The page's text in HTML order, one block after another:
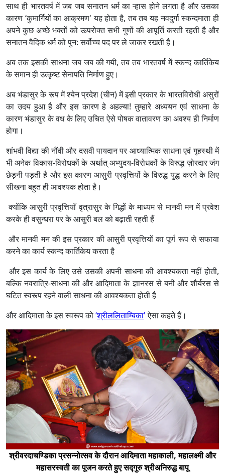
साथ ही भारतवर्ष में जब जब सनातन धर्म का ऱ्हास होने लगता है और उसका
कारण ‘कुमार्गियों का आक्रमण' यह होता है, तब तब यह नवदुर्गा स्कन्दमाता ही
अपने कुछ अच्छे भक्तों को ऊपरोक्त सभी गुणों की आपूर्ति करती रहती है और
सनातन वैदिक धर्म को पुन: सर्वोच्च पद पर ले जाकर रखती है।
अब तक इसकी साधना जब जब की गयी, तब तब भारतवर्ष में स्कन्द कार्तिकेय
के समान ही उत्कृष्ट सेनापति निर्माण हुए।
अब भंडासुर के रूप में श्येन प्रदेश (चीन) में इसी प्रकार के भारतविरोधी असुरों
का उदय हुआ है और इस कारण हे अहल्या! तुम्हारे अध्ययन एवं साधना के
कारण भंडासुर के वध के लिए उचित ऐसे पोषक वातावरण का अवश्य ही निर्माण
होगा।
शांभवी विद्या की नौंवी और दसवी पायदान पर आध्यात्मिक साधना एवं गृहस्थी में
भी अनेक विकास-विरोधकों के अर्थात्‌‍ अभ्युदय-विरोधकों के विरुद्ध ज़ोरदार जंग
छेड़नी पड़ती है और इस कारण आसुरी प्रवृत्तियों के विरुद्ध युद्ध करने के लिए
सीखना बहुत ही आवश्यक होता है।
क्योंकि आसुरी प्रवृत्तियाँ वृत्रासुर के गिद्धों के माध्यम से मानवी मन में प्रवेश
करके ही वसुन्धरा पर के आसुरी बल को बढ़ाती रहती हैं
और मानवी मन की इस प्रकार की आसुरी प्रवृत्तियों का पूर्ण रूप से सफाया
करने का कार्य स्कन्द कार्तिकेय करता है
और इस कार्य के लिए उसे उसकी अपनी साधना की आवश्यकता नहीं होती,
बल्कि नवरात्रि-साधना की और आदिमाता के ज्ञानरस से बनी और शौर्यरस से
घटित स्वरूप रहने वाली साधना की आवश्यकता होती है
और आदिमाता के इस स्वरूप को‘श्रीललिताम्बिका'ऐसा कहते हैं।
श्रीवरदाचण्डिका प्रसन्नोत्सव के दौरान आदिमाता महाकाली, महालक्ष्मी और
महासरस्वती का पूजन करते हुए सद्गुरु श्रीअनिरुद्ध बापू